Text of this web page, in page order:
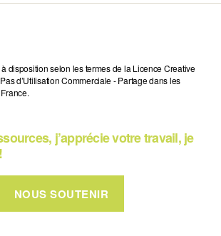
disposition selon les termes de la Licence Creative
d’Utilisation Commerciale - Partage dans les
j’apprécie votre travail, je
NOUS SOUTENIR